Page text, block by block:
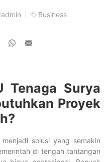
Business
Tenaga Surya
Proyek
menjadi solusi yang semakin
di tengah tantangan